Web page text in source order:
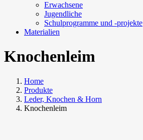
Erwachsene
Jugendliche
Schulprogramme und -projekte
Materialien
Knochenleim
Home
Produkte
Leder, Knochen & Horn
Knochenleim